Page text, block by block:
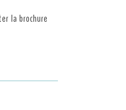
la brochure